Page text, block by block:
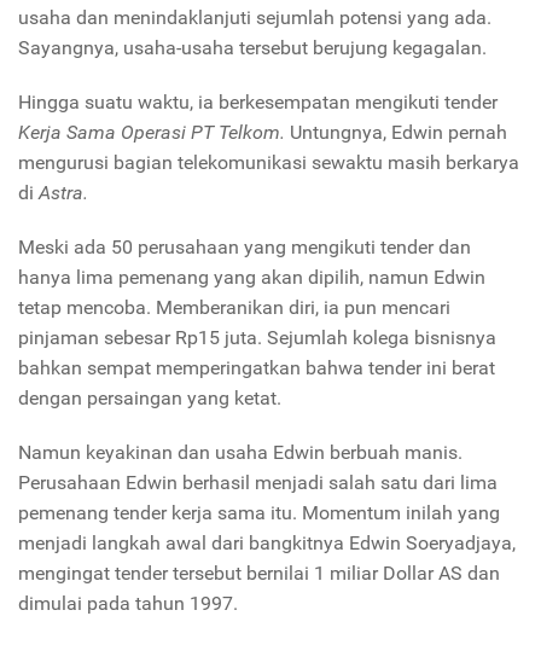
usaha dan menindaklanjuti sejumlah potensi yang ada.
Sayangnya, usaha-usaha tersebut berujung kegagalan.
Hingga suatu waktu, ia berkesempatan mengikuti tender
Kerja Sama Operasi PT Telkom. Untungnya, Edwin pernah
mengurusi bagian telekomunikasi sewaktu masih berkarya
di Astra.
Meski ada 50 perusahaan yang mengikuti tender dan
hanya lima pemenang yang akan dipilih, namun Edwin
tetap mencoba. Memberanikan diri, ia pun mencari
pinjaman sebesar Rp15 juta. Sejumlah kolega bisnisnya
bahkan sempat memperingatkan bahwa tender ini berat
dengan persaingan yang ketat.
Namun keyakinan dan usaha Edwin berbuah manis.
Perusahaan Edwin berhasil menjadi salah satu dari lima
pemenang tender kerja sama itu. Momentum inilah yang
menjadi langkah awal dari bangkitnya Edwin Soeryadjaya,
mengingat tender tersebut bernilai 1 miliar Dollar AS dan
dimulai pada tahun 1997.